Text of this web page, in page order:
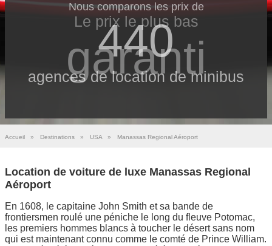
Nous comparons les prix de
440
agences de location de minibus
Le prix le​ plus bas
garanti
Accueil » Destinations » USA » Manassas Regional Aéroport
Location de voiture de luxe Manassas Regional
Aéroport
En 1608, le capitaine John Smith et sa bande de
frontiersmen roulé une péniche le long du fleuve Potomac,
les premiers hommes blancs à toucher le désert sans nom
qui est maintenant connu comme le comté de Prince William.